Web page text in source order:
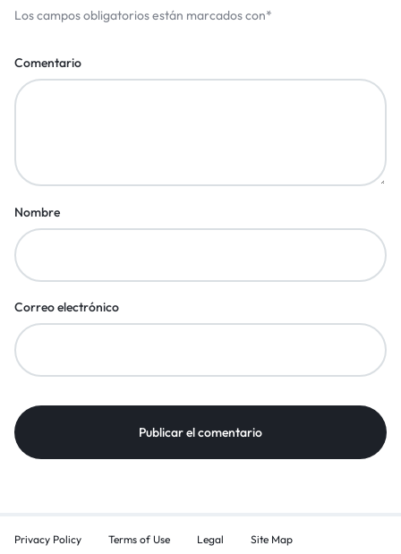
Los campos obligatorios están marcados con*
Comentario
Nombre
Correo electrónico
Privacy Policy Terms of Use Legal Site Map